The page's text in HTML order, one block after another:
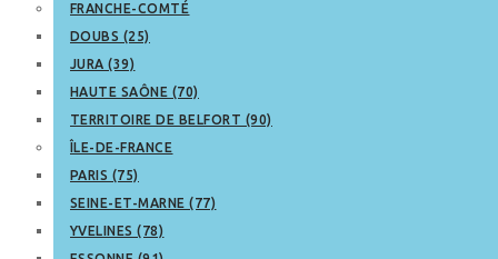
FRANCHE-COMTÉ
DOUBS (25)
JURA (39)
HAUTE SAÔNE (70)
TERRITOIRE DE BELFORT (90)
ÎLE-DE-FRANCE
PARIS (75)
SEINE-ET-MARNE (77)
YVELINES (78)